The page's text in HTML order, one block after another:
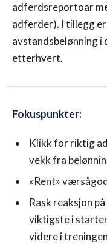
adferdsreportoar
adferder). I tillegg
avstandsbelønning i
etterhvert.
Fokuspunkter:
Klikk for riktig
vekk fra
«Rent»
Rask reaksjon
viktigste i
videre i